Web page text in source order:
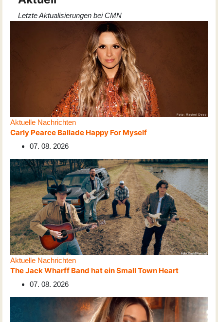
Letzte Aktualisierungen bei CMN
Aktuelle Nachrichten
Carly Pearce Ballade Happy For Myself
07. 08. 2026
Aktuelle Nachrichten
The Jack Wharff Band hat ein Small Town Heart
07. 08. 2026